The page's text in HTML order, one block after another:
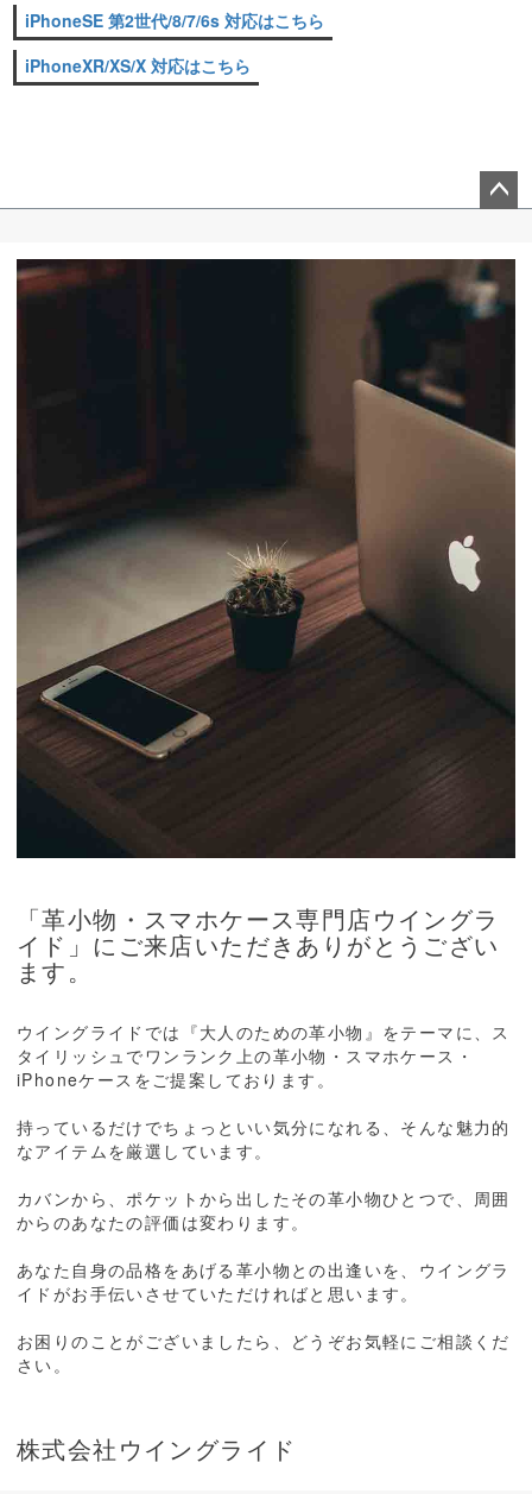
iPhoneSE 第2世代/8/7/6s 対応はこちら
iPhoneXR/XS/X 対応はこちら
「革小物・スマホケース専門店ウイングラ
イド」にご来店いただきありがとうござい
ます。
ウイングライドでは『大人のための革小物』をテーマに、ス
タイリッシュでワンランク上の革小物・スマホケース・
iPhoneケースをご提案しております。
持っているだけでちょっといい気分になれる、そんな魅力的
なアイテムを厳選しています。
カバンから、ポケットから出したその革小物ひとつで、周囲
からのあなたの評価は変わります。
あなた自身の品格をあげる革小物との出逢いを、ウイングラ
イドがお手伝いさせていただければと思います。
お困りのことがございましたら、どうぞお気軽にご相談くだ
さい。
株式会社ウイングライド
ップ
へ